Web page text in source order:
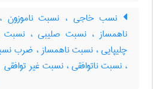
نسب خاجی ، نسبت ناموزون ،
ناهمساز ، نسبت صلیبی ، نسبت
چلیپایی ، نسبت ناهمساز ، ضرب
، نسبت ناتوافقی ، نسبت غیر توافقی